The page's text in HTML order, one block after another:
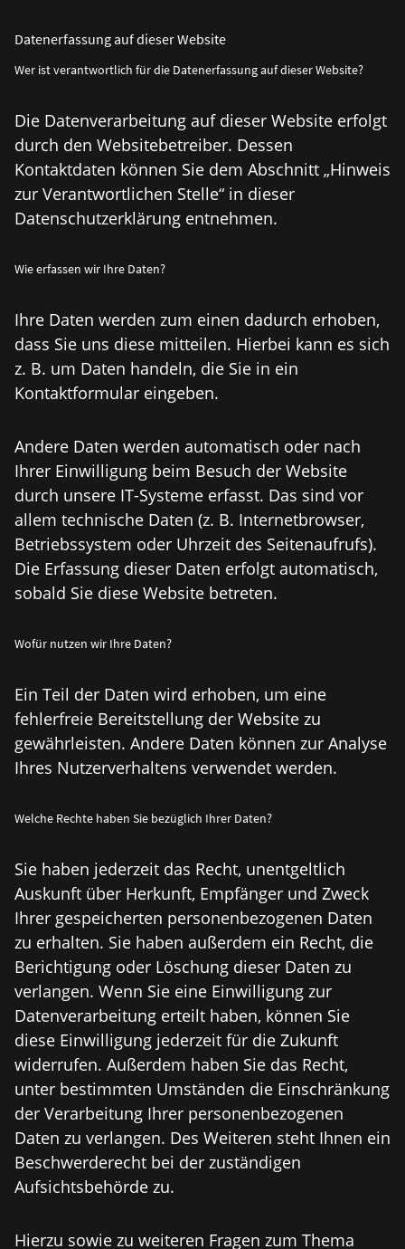
Datenerfassung auf dieser Website
Wer ist verantwortlich für die Datenerfassung auf dieser Website?
Die Datenverarbeitung auf dieser Website erfolgt
durch den Websitebetreiber. Dessen
Kontaktdaten können Sie dem Abschnitt „Hinweis
zur Verantwortlichen Stelle“ in dieser
Datenschutzerklärung entnehmen.
Wie erfassen wir Ihre Daten?
Ihre Daten werden zum einen dadurch erhoben,
dass Sie uns diese mitteilen. Hierbei kann es sich
z. B. um Daten handeln, die Sie in ein
Kontaktformular eingeben.
Andere Daten werden automatisch oder nach
Ihrer Einwilligung beim Besuch der Website
durch unsere IT-Systeme erfasst. Das sind vor
allem technische Daten (z. B. Internetbrowser,
Betriebssystem oder Uhrzeit des Seitenaufrufs).
Die Erfassung dieser Daten erfolgt automatisch,
sobald Sie diese Website betreten.
Wofür nutzen wir Ihre Daten?
Ein Teil der Daten wird erhoben, um eine
fehlerfreie Bereitstellung der Website zu
gewährleisten. Andere Daten können zur Analyse
Ihres Nutzerverhaltens verwendet werden.
Welche Rechte haben Sie bezüglich Ihrer Daten?
Sie haben jederzeit das Recht, unentgeltlich
Auskunft über Herkunft, Empfänger und Zweck
Ihrer gespeicherten personenbezogenen Daten
zu erhalten. Sie haben außerdem ein Recht, die
Berichtigung oder Löschung dieser Daten zu
verlangen. Wenn Sie eine Einwilligung zur
Datenverarbeitung erteilt haben, können Sie
diese Einwilligung jederzeit für die Zukunft
widerrufen. Außerdem haben Sie das Recht,
unter bestimmten Umständen die Einschränkung
der Verarbeitung Ihrer personenbezogenen
Daten zu verlangen. Des Weiteren steht Ihnen ein
Beschwerderecht bei der zuständigen
Aufsichtsbehörde zu.
Hierzu sowie zu weiteren Fragen zum Thema